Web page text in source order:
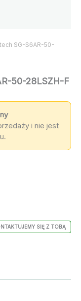
SG-S6AR-50-
50-28LSZH-F
i nie jest
SIĘ Z TOBĄ